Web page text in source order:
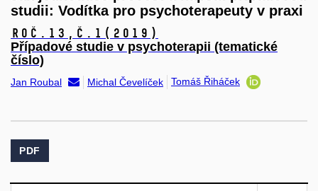
studii: Vodítka pro psychoterapeuty v praxi
Roč.13, č.1 (2019)
Případové studie v psychoterapii (tematické
číslo)
Jan Roubal Michal Čevelíček Tomáš Řiháček
PDF